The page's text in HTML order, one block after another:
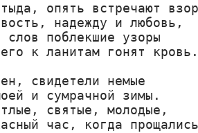
опять встречают
надежду и
слов поблекшие
к ланитам гонят кровь.
свидетели немые
и сумрачной зимы.
святые, молодые,
час, когда